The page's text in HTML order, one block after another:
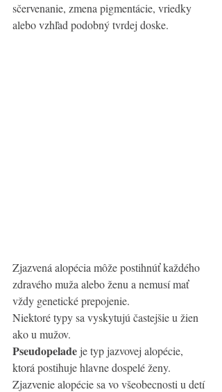
sčervenanie, zmena pigmentácie, vriedky
alebo vzhľad podobný tvrdej doske.
Zjazvená alopécia môže postihnúť každého
zdravého muža alebo ženu a nemusí mať
vždy genetické prepojenie.
Niektoré typy sa vyskytujú častejšie u žien
ako u mužov.
Pseudopelade je typ jazvovej alopécie,
ktorá postihuje hlavne dospelé ženy.
Zjazvenie alopécie sa vo všeobecnosti u detí